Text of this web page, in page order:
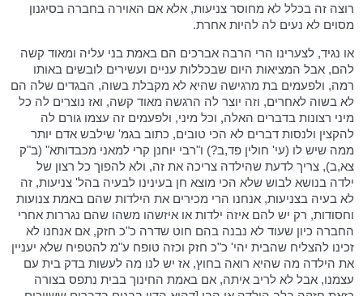
רוצה זה בכלל לא מחוסר צניעות, אלא אם האוירה בחברה בסיגנון
מסוים לא נעים לה להיות אחרת.
או נגיד, לצערינו הרי הרבה אברכים הם באמת בני עליה ומאוד קשה
להם, אבל המציאות היום שבכללות עניים ועשירים לובשים באותו
רמה, ולפעמים בת מרגישה שהיא לא מקבלת בשוה, הבגדים שלה הם
לא בשוה לאחרים, וזה יוצר לה הרגשה מאוד קשה, ואז נוצרים לה כל
מיני רצונות בדברים האלה, וכל מיני, ולפעמים זה עצמו גורם לה
להקצין ולנסות דברים לא הכי טובים, כתוב בגמ' שילבש אדם יותר
ממה שיש לו (עי' חולין פד,ב?) ו"רבי יוחנן קרי למאני מכבדותא" (ב"ק
צא,ב), צריך לדעת שהילדה צריכה את זה, ולא להפוך כל רצון של
ילדה בנושא לבוש שלא הכי מוצא חן בעינינו לבעיה בהל' צניעות, זה
לא בעיה בצניעות, אנחנו הרי מכירים את הילדות שהם באמת צנועות
וחסודות, רק יש להם איזה ילדות או איזשהו משהו שהם נגררות אחרי
החברה כיון שעוד לא נבנה בהם חוט שדרה כ"כ חזק, אם אנחנו לא
זכינו להצליח שהבית יהי' כ"כ חזק וכזה טופח ע"מ להטפיח שלא יעניין
את הילדה מה שהיא רואה בחוץ, אז יש לנו מה לעשות בדק בית עם
עצמנו, אבל לא לריב איתה, אם באמת החינוך בבית נתפס בצורה